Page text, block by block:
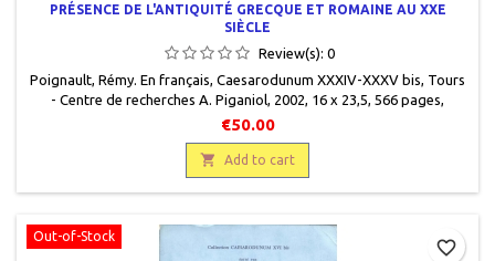
PRÉSENCE DE L'ANTIQUITÉ GRECQUE ET ROMAINE AU XXE
SIÈCLE
Review(s): 0
Poignault, Rémy. En français, Caesarodunum XXXIV-XXXV bis, Tours
- Centre de recherches A. Piganiol, 2002, 16 x 23,5, 566 pages,
broché. Occasion, 978290047913. Très bon état.
€50.00
 Add to cart
Out-of-Stock
favorite_border